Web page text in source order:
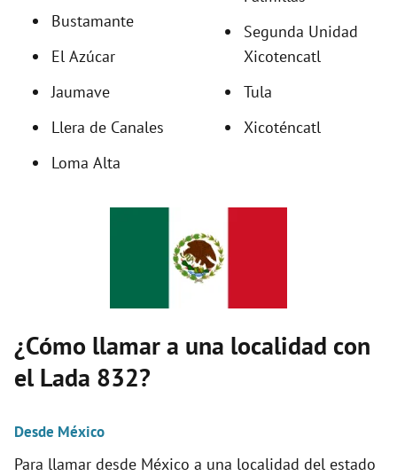
Bustamante
El Azúcar
Jaumave
Llera de Canales
Loma Alta
Segunda Unidad
Xicotencatl
Tula
Xicoténcatl
¿Cómo llamar a una localidad con
el Lada 832?
Desde México
Para llamar desde México a una localidad del estado